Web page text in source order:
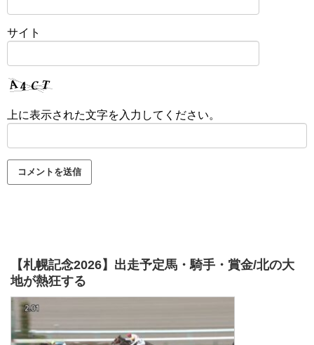
サイト
上に表示された文字を入力してください。
【札幌記念2026】出走予定馬・騎手・賞金/北の大
地が熱狂する